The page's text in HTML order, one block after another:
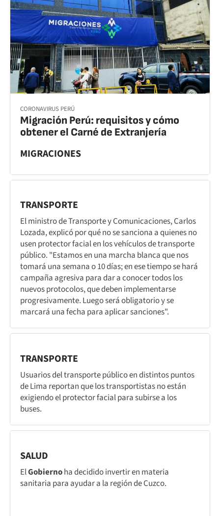
CORONAVIRUS PERÚ
Migración Perú: requisitos y cómo
obtener el Carné de Extranjería
MIGRACIONES
TRANSPORTE
El ministro de Transporte y Comunicaciones, Carlos
Lozada, explicó por qué no se sanciona a quienes no
usen protector facial en los vehículos de transporte
público. "Estamos en una marcha blanca que nos
tomará una semana o 10 días; en ese tiempo se hará
campaña agresiva para dar a conocer todos los
nuevos protocolos, que deben implementarse
progresivamente. Luego será obligatorio y se
marcará una fecha para aplicar sanciones".
TRANSPORTE
Usuarios del transporte público en distintos puntos
de Lima reportan que los transportistas no están
exigiendo el protector facial para subirse a los
buses.
SALUD
ElGobiernoha decidido invertir en materia
sanitaria para ayudar a la región de Cuzco.